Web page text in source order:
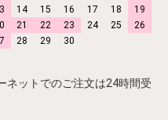
14 15 16 17 18
19
21 22 23 24 25
26
28 29 30
ネットでのご注文は24時間受